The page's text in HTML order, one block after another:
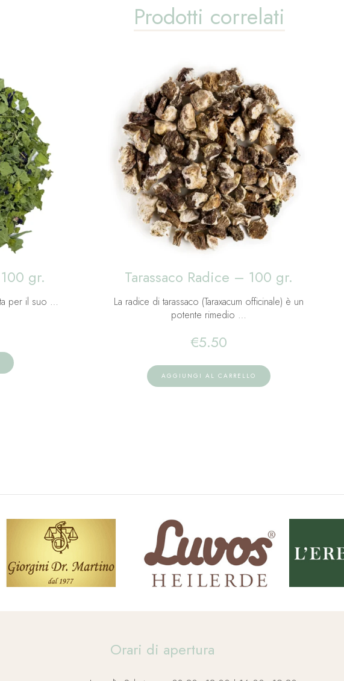
Prodotti correlati
gr.
per il suo …
Tarassaco Radice – 100 gr.
La radice di tarassaco (Taraxacum officinale) è un
potente rimedio …
€5.50
AGGIUNGI AL CARRELLO
Orari di apertura